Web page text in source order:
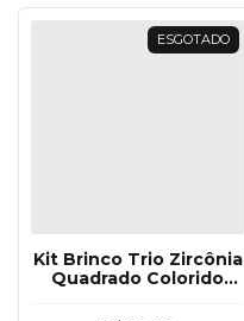
ESGOTADO
Kit Brinco Trio Zircônia
Quadrado Colorido